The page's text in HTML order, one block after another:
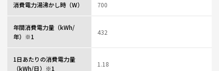
消費電力湯沸かし時（W） 700
年間消費電力量（kWh/
年）※1
432
1日あたりの消費電力量
（kWh/日）※1
1.18